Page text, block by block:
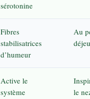
sérotonine
Fibres
stabilisatrices
d’humeur
Au
Active le
système
le